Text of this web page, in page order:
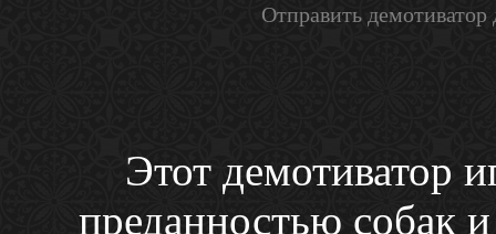
Отправить
Этот демотиватор
преданностью собак